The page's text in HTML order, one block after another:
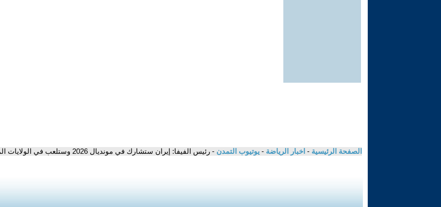
الصفحة الرئيسية - اخبار الرياضة - يوتيوب التمدن - رئيس الفيفا: إيران ستشارك في مونديال 2026 وستلعب في الولايات المتحدة